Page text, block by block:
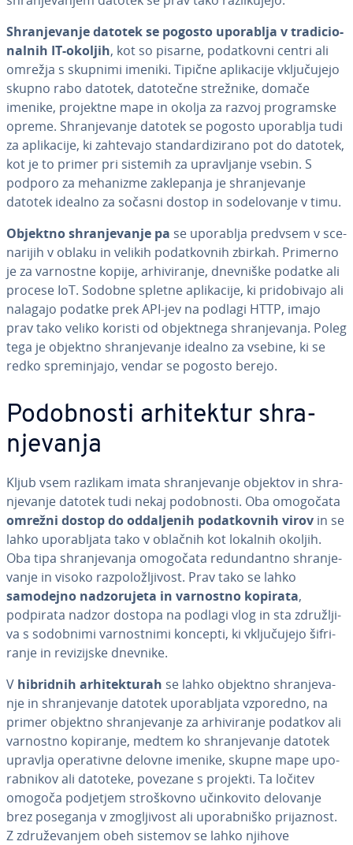
Shra­nje­va­nje datotek se pogosto uporablja v tra­di­ci­o­
nal­nih IT-okoljih, kot so pisarne, po­dat­kov­ni centri ali
omrežja s skupnimi imeniki. Tipične apli­ka­ci­je vklju­ču­je­jo
skupno rabo datotek, datotečne strežnike, domače
imenike, projektne mape in okolja za razvoj pro­gram­ske
opreme. Shra­nje­va­nje datotek se pogosto uporablja tudi
za apli­ka­ci­je, ki zahtevajo stan­dar­di­zi­ra­no pot do datotek,
kot je to primer pri sistemih za upra­vlja­nje vsebin. S
podporo za mehanizme za­kle­pa­nja je shra­nje­va­nje
datotek idealno za sočasni dostop in so­de­lo­va­nje v timu.
Objektno shra­nje­va­nje pa se uporablja predvsem v sce­
na­ri­jih v oblaku in velikih po­dat­kov­nih zbirkah. Primerno
je za varnostne kopije, ar­hi­vi­ra­nje, dnevniške podatke ali
procese IoT. Sodobne spletne apli­ka­ci­je, ki pri­do­bi­va­jo ali
nalagajo podatke prek API-jev na podlagi HTTP, imajo
prav tako veliko koristi od objek­tne­ga shra­nje­va­nja. Poleg
tega je objektno shra­nje­va­nje idealno za vsebine, ki se
redko spre­mi­nja­jo, vendar se pogosto berejo.
Po­dob­no­sti ar­hi­tek­tur shra­
nje­va­nja
Kljub vsem razlikam imata shra­nje­va­nje objektov in shra­
nje­va­nje datotek tudi nekaj po­dob­no­sti. Oba omogočata
omrežni dostop do od­da­lje­nih po­dat­kov­nih virov in se
lahko upo­ra­blja­ta tako v oblačnih kot lokalnih okoljih.
Oba tipa shra­nje­va­nja omogočata re­dun­dan­tno shra­nje­
va­nje in visoko raz­po­lo­žlji­vost. Prav tako se lahko
samodejno nad­zo­ru­je­ta in varnostno kopirata,
podpirata nadzor dostopa na podlagi vlog in sta zdru­žlji­
va s sodobnimi var­no­stni­mi koncepti, ki vklju­ču­je­jo ši­fri­
ra­nje in re­vi­zij­ske dnevnike.
V hibridnih ar­hi­tek­tu­rah se lahko objektno shra­nje­va­
nje in shra­nje­va­nje datotek upo­ra­blja­ta vzporedno, na
primer objektno shra­nje­va­nje za ar­hi­vi­ra­nje podatkov ali
varnostno kopiranje, medtem ko shra­nje­va­nje datotek
upravlja ope­ra­tiv­ne delovne imenike, skupne mape upo­
rab­ni­kov ali datoteke, povezane s projekti. Ta ločitev
omogoča podjetjem stro­škov­no učin­ko­vi­to delovanje
brez poseganja v zmo­glji­vost ali upo­rab­ni­ško pri­ja­znost.
Z zdru­že­va­njem obeh sistemov se lahko njihove